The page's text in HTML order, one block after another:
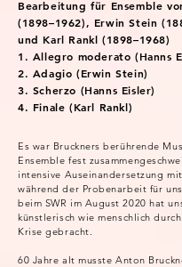
Bearbeitung für Ensemble
(1898–1962), Erwin Stein
und Karl Rankl (1898–1968)
1. Allegro moderato (Hanns
2. Adagio (Erwin Stein)
3. Scherzo (Hanns Eisler)
4. Finale (Karl Rankl)
Es war Bruckners berührende
Ensemble fest
intensive Auseinandersetzung
während der Probenarbeit für
beim SWR im August 2020 hat
künstlerisch wie menschlich
Krise gebracht.
60 Jahre alt musste Anton